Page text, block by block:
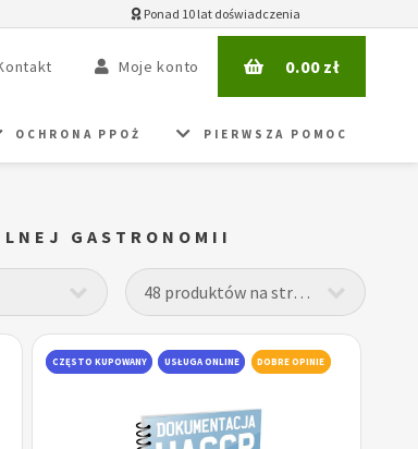
Ponad 10 lat doświadczenia
Moje konto 0.00zł
OCHRONA PPOŻ PIERWSZA POMOC
GASTRONOMII
CZĘSTO KUPOWANY USŁUGA ONLINE DOBRE OPINIE